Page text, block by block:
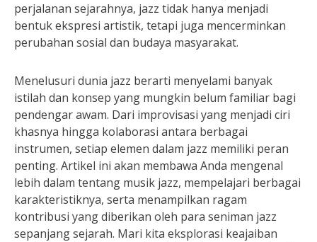
perjalanan sejarahnya, jazz tidak hanya menjadi
bentuk ekspresi artistik, tetapi juga mencerminkan
perubahan sosial dan budaya masyarakat.
Menelusuri dunia jazz berarti menyelami banyak
istilah dan konsep yang mungkin belum familiar bagi
pendengar awam. Dari improvisasi yang menjadi ciri
khasnya hingga kolaborasi antara berbagai
instrumen, setiap elemen dalam jazz memiliki peran
penting. Artikel ini akan membawa Anda mengenal
lebih dalam tentang musik jazz, mempelajari berbagai
karakteristiknya, serta menampilkan ragam
kontribusi yang diberikan oleh para seniman jazz
sepanjang sejarah. Mari kita eksplorasi keajaiban